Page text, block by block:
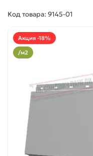
Код товара: 9145-01
Акция -18%
/м2